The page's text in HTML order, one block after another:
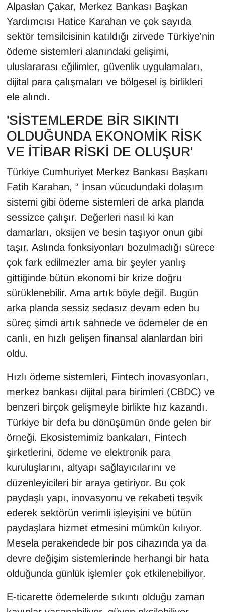
Alpaslan Çakar, Merkez Bankası Başkan
Yardımcısı Hatice Karahan ve çok sayıda
sektör temsilcisinin katıldığı zirvede Türkiye'nin
ödeme sistemleri alanındaki gelişimi,
uluslararası eğilimler, güvenlik uygulamaları,
dijital para çalışmaları ve bölgesel iş birlikleri
ele alındı.
'SİSTEMLERDE BİR SIKINTI
OLDUĞUNDA EKONOMİK RİSK
VE İTİBAR RİSKİ DE OLUŞUR'
Türkiye Cumhuriyet Merkez Bankası Başkanı
Fatih Karahan, “ İnsan vücudundaki dolaşım
sistemi gibi ödeme sistemleri de arka planda
sessizce çalışır. Değerleri nasıl ki kan
damarları, oksijen ve besin taşıyor onun gibi
taşır. Aslında fonksiyonları bozulmadığı sürece
çok fark edilmezler ama bir şeyler yanlış
gittiğinde bütün ekonomi bir krize doğru
sürüklenebilir. Ama artık böyle değil. Bugün
arka planda sessiz sedasız devam eden bu
süreç şimdi artık sahnede ve ödemeler de en
canlı, en hızlı gelişen finansal alanlardan biri
oldu.
Hızlı ödeme sistemleri, Fintech inovasyonları,
merkez bankası dijital para birimleri (CBDC) ve
benzeri birçok gelişmeyle birlikte hız kazandı.
Türkiye bir defa bu dönüşümün önde gelen bir
örneği. Ekosistemimiz bankaları, Fintech
şirketlerini, ödeme ve elektronik para
kuruluşlarını, altyapı sağlayıcılarını ve
düzenleyicileri bir araya getiriyor. Bu çok
paydaşlı yapı, inovasyonu ve rekabeti teşvik
ederek sektörün verimli işleyişini ve bütün
paydaşlara hizmet etmesini mümkün kılıyor.
Mesela perakendede bir pos cihazında ya da
devre değişim sistemlerinde herhangi bir hata
olduğunda günlük işlemler çok etkilenebiliyor.
E-ticarette ödemelerde sıkıntı olduğu zaman
ONE EKONOMİ
POLİTİKA
Resmi İlanlar
RÖPORTAJ
SAĞLIK
Seri İlan
Sinema - TV
SPOR
TEBRİK
TEKNOLOJİ
Turizm
VAN'DA SPOR
YAŞAM
YEREL